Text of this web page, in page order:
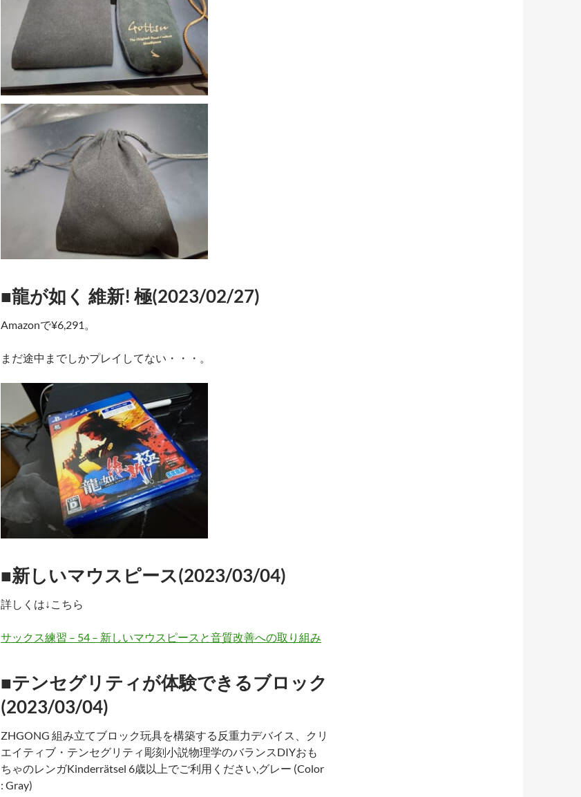
■龍が如く 維新! 極(2023/02/27)
Amazonで¥6,291。
まだ途中までしかプレイしてない・・・。
■新しいマウスピース(2023/03/04)
詳しくは↓こちら
サックス練習 – 54 – 新しいマウスピースと音質改善への取り組み
■テンセグリティが体験できるブロック
(2023/03/04)
ZHGONG 組み立てブロック玩具を構築する反重力デバイス、クリ
エイティブ・テンセグリティ彫刻小説物理学のバランスDIYおも
ちゃのレンガKinderrätsel 6歳以上でご利用ください,グレー (Color
: Gray)